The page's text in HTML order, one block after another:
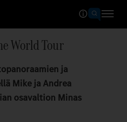
World Tour
ja
Mike ja Andrea
osavaltion Minas